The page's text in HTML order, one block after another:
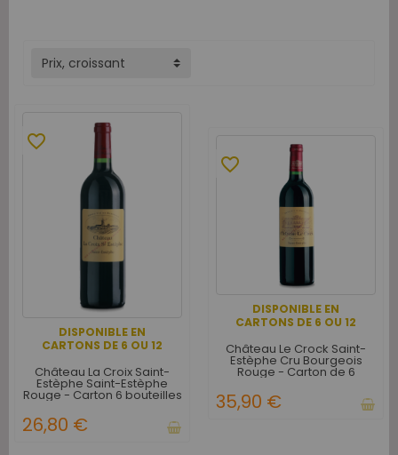
Prix, croissant
DISPONIBLE EN
CARTONS DE 6 OU 12
favorite_border
Château La Croix Saint-
Estèphe Saint-Estèphe
Rouge - Carton 6 bouteilles
26,80 €
DISPONIBLE EN
CARTONS DE 6 OU 12
favorite_border
Château Le Crock Saint-
Estèphe Cru Bourgeois
Rouge - Carton de 6
35,90 €